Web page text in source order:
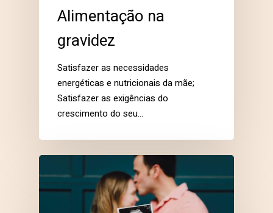
Alimentação na
gravidez
Satisfazer as necessidades
energéticas e nutricionais da mãe;
Satisfazer as exigências do
crescimento do seu…